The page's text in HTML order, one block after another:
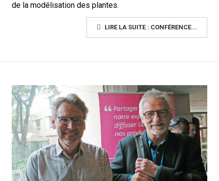
de la modélisation des plantes.
LIRE LA SUITE : CONFÉRENCE...